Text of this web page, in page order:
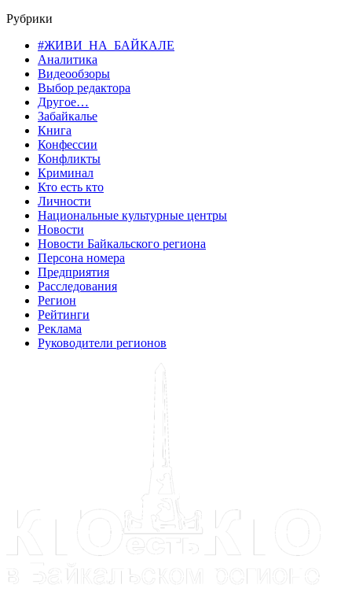
Рубрики
#ЖИВИ_НА_БАЙКАЛЕ
Аналитика
Видеообзоры
Выбор редактора
Другое…
Забайкалье
Книга
Конфессии
Конфликты
Криминал
Кто есть кто
Личности
Национальные культурные центры
Новости
Новости Байкальского региона
Персона номера
Предприятия
Расследования
Регион
Рейтинги
Реклама
Руководители регионов